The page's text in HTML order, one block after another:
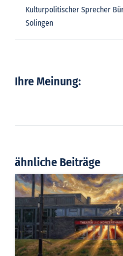
Kulturpolitischer Sprecher
Solingen
Ihre Meinung:
ähnliche Beiträge